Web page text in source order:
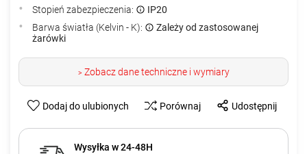
Stopień zabezpieczenia:
IP20
Barwa światła (Kelvin - K):
Zależy od zastosowanej
żarówki
>Zobacz dane techniczne i wymiary
Dodaj do ulubionych Porównaj Udostępnij
Wysyłka w 24-48H